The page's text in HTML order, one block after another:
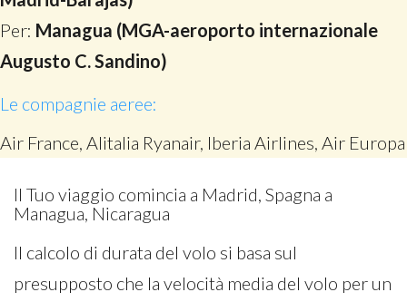
Per: Managua (MGA-aeroporto internazionale
Augusto C. Sandino)
Le compagnie aeree:
Air France, Alitalia Ryanair, Iberia Airlines, Air Europa
Il Tuo viaggio comincia a Madrid, Spagna a
Managua, Nicaragua
Il calcolo di durata del volo si basa sul
presupposto che la velocità media del volo per un